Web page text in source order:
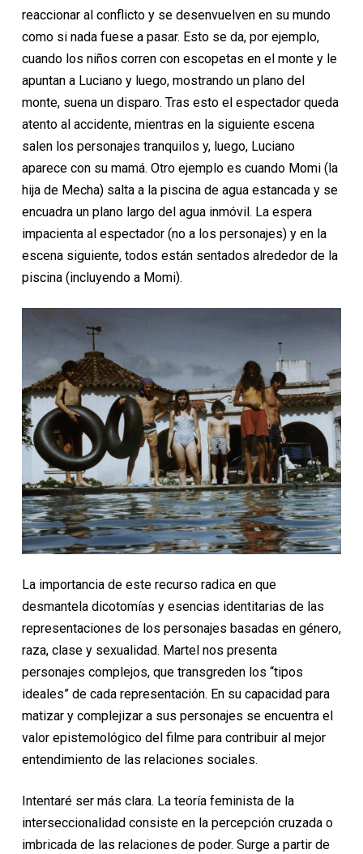
reaccionar al conflicto y se desenvuelven en su mundo
como si nada fuese a pasar. Esto se da, por ejemplo,
cuando los niños corren con escopetas en el monte y le
apuntan a Luciano y luego, mostrando un plano del
monte, suena un disparo. Tras esto el espectador queda
atento al accidente, mientras en la siguiente escena
salen los personajes tranquilos y, luego, Luciano
aparece con su mamá. Otro ejemplo es cuando Momi (la
hija de Mecha) salta a la piscina de agua estancada y se
encuadra un plano largo del agua inmóvil. La espera
impacienta al espectador (no a los personajes) y en la
escena siguiente, todos están sentados alrededor de la
piscina (incluyendo a Momi).
La importancia de este recurso radica en que
desmantela dicotomías y esencias identitarias de las
representaciones de los personajes basadas en género,
raza, clase y sexualidad. Martel nos presenta
personajes complejos, que transgreden los “tipos
ideales” de cada representación. En su capacidad para
matizar y complejizar a sus personajes se encuentra el
valor epistemológico del filme para contribuir al mejor
entendimiento de las relaciones sociales.
Intentaré ser más clara. La teoría feminista de la
interseccionalidad consiste en la percepción cruzada o
imbricada de las relaciones de poder. Surge a partir de